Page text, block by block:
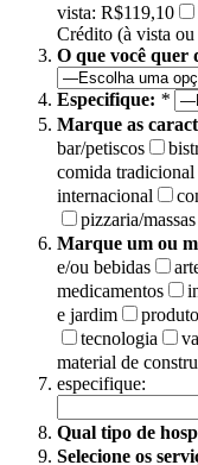
vista: R$119,10
Crédito (à vista
O que você quer
Especifique: *
Marque as
bar/petiscos
comida tradicional
internacional
pizzaria/massas
Marque um ou
e/ou bebidas
medicamentos
e jardim
tecnologia
material de
especifique:
Qual tipo de
Selecione os